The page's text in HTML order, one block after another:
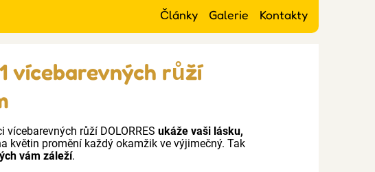
Články Galerie Kontakty
vícebarevných růží
růží DOLORRESukáže vaši lásku,
květin promění každý okamžik ve výjimečný. Tak
vám záleží.